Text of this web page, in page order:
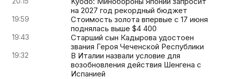
на 2027 год рекордный бюджет
19:59
Стоимость золота впервые с 17 июня
поднялась выше $4 400
19:43
Старший сын Кадырова удостоен
звания Героя Чеченской Республики
19:32
В Италии назвали условие для
возобновления действия Шенгена с
Испанией